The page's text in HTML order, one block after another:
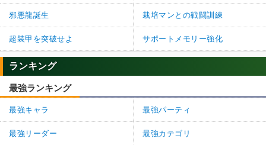
邪悪龍誕生 栽培マンとの戦闘訓練
超装甲を突破せよ サポートメモリー強化
ランキング
最強ランキング
最強キャラ 最強パーティ
最強リーダー 最強カテゴリ